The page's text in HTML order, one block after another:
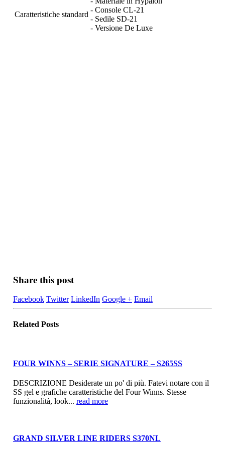
Caratteristiche standard
- Console CL-21
- Sedile SD-21
- Versione De Luxe
Share this post
Facebook Twitter LinkedIn Google + Email
Related Posts
FOUR WINNS – SERIE SIGNATURE – S265SS
DESCRIZIONE Desiderate un po' di più. Fatevi notare con il
SS gel e grafiche caratteristiche del Four Winns. Stesse
funzionalità, look... read more
GRAND SILVER LINE RIDERS S370NL